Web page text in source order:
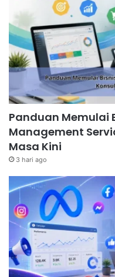
Panduan Memulai
Management
Masa Kini
3 hari ago